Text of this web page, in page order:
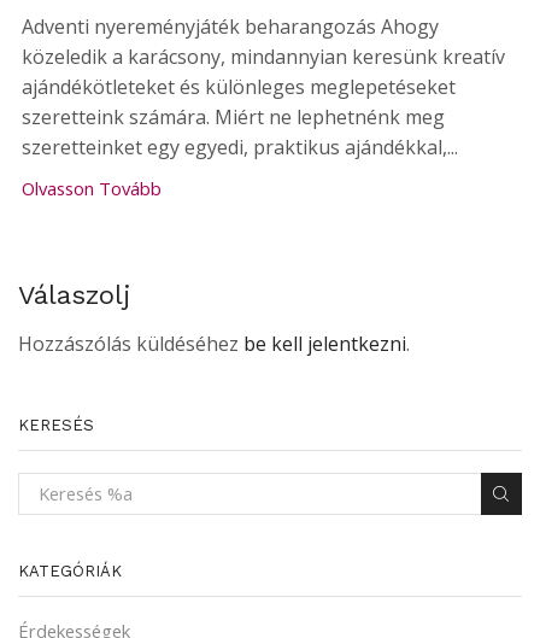
Adventi nyereményjáték beharangozás Ahogy
közeledik a karácsony, mindannyian keresünk kreatív
ajándékötleteket és különleges meglepetéseket
szeretteink számára. Miért ne lephetnénk meg
szeretteinket egy egyedi, praktikus ajándékkal,...
Olvasson Tovább
Válaszolj
Hozzászólás küldéséhez be kell jelentkezni.
KERESÉS
KATEGÓRIÁK
Érdekességek